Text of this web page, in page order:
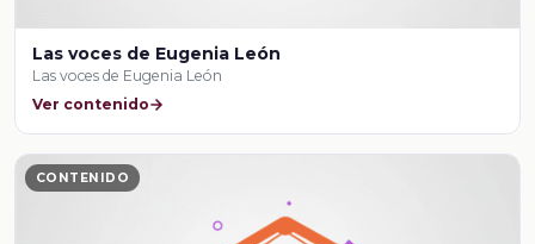
Las voces de Eugenia León
Las voces de Eugenia León
Ver contenido
CONTENIDO